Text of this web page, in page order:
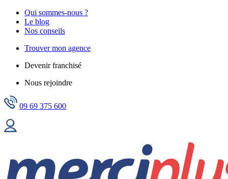
Qui sommes-nous ?
Le blog
Nos conseils
Trouver mon agence
Devenir franchisé
Nous rejoindre
09 69 375 600